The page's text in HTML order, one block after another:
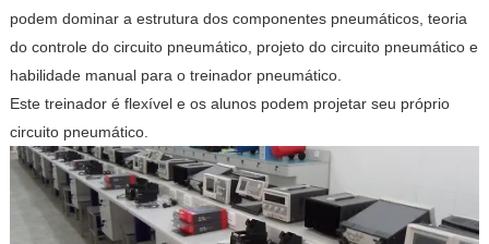
podem dominar a estrutura dos componentes pneumáticos, teoria
do controle do circuito pneumático, projeto do circuito pneumático e
habilidade manual para o treinador pneumático.
Este treinador é flexível e os alunos podem projetar seu próprio
circuito pneumático.